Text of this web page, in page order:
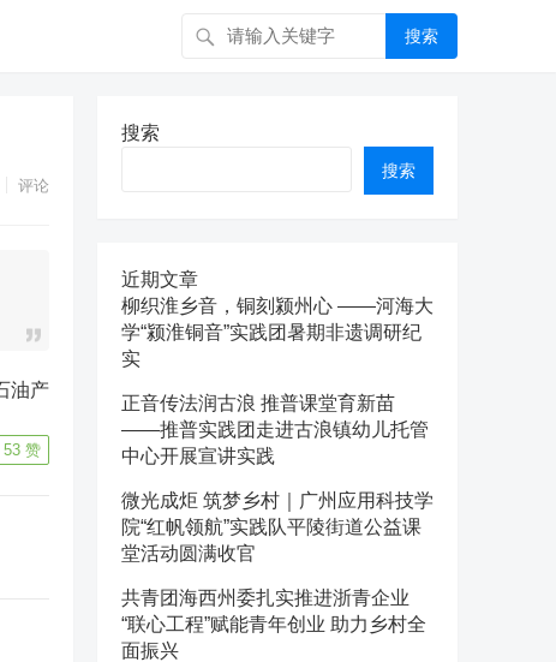
搜索
评论
53 赞
搜索
搜索
近期文章
柳织淮乡音，铜刻颍州心 ——河海大
学“颍淮铜音”实践团暑期非遗调研纪
实
正音传法润古浪 推普课堂育新苗
——推普实践团走进古浪镇幼儿托管
中心开展宣讲实践
微光成炬 筑梦乡村｜广州应用科技学
院“红帆领航”实践队平陵街道公益课
堂活动圆满收官
共青团海西州委扎实推进浙青企业
“联心工程”赋能青年创业 助力乡村全
面振兴